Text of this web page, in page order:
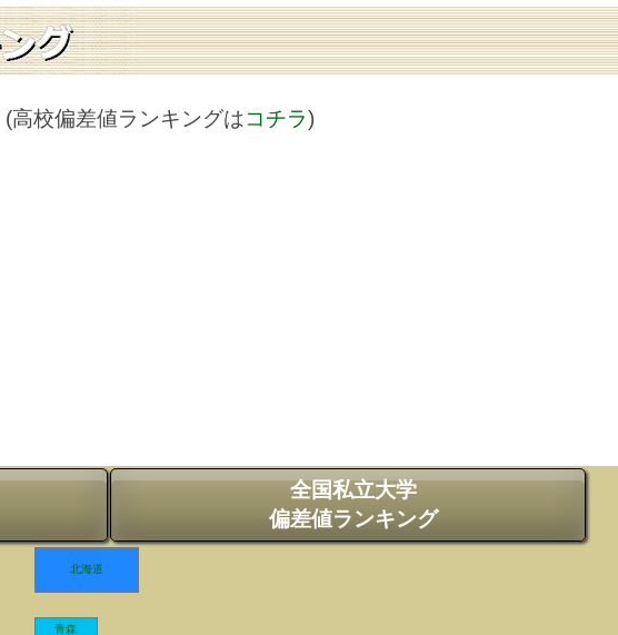
(高校偏差値ランキングはコチラ)
全国私立大学
偏差値ランキング
北海道
青森